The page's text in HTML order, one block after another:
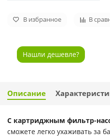
В избранное В
Нашли дешевле?
Описание
С картриджным фильтр-
сможете легко ухаживать за